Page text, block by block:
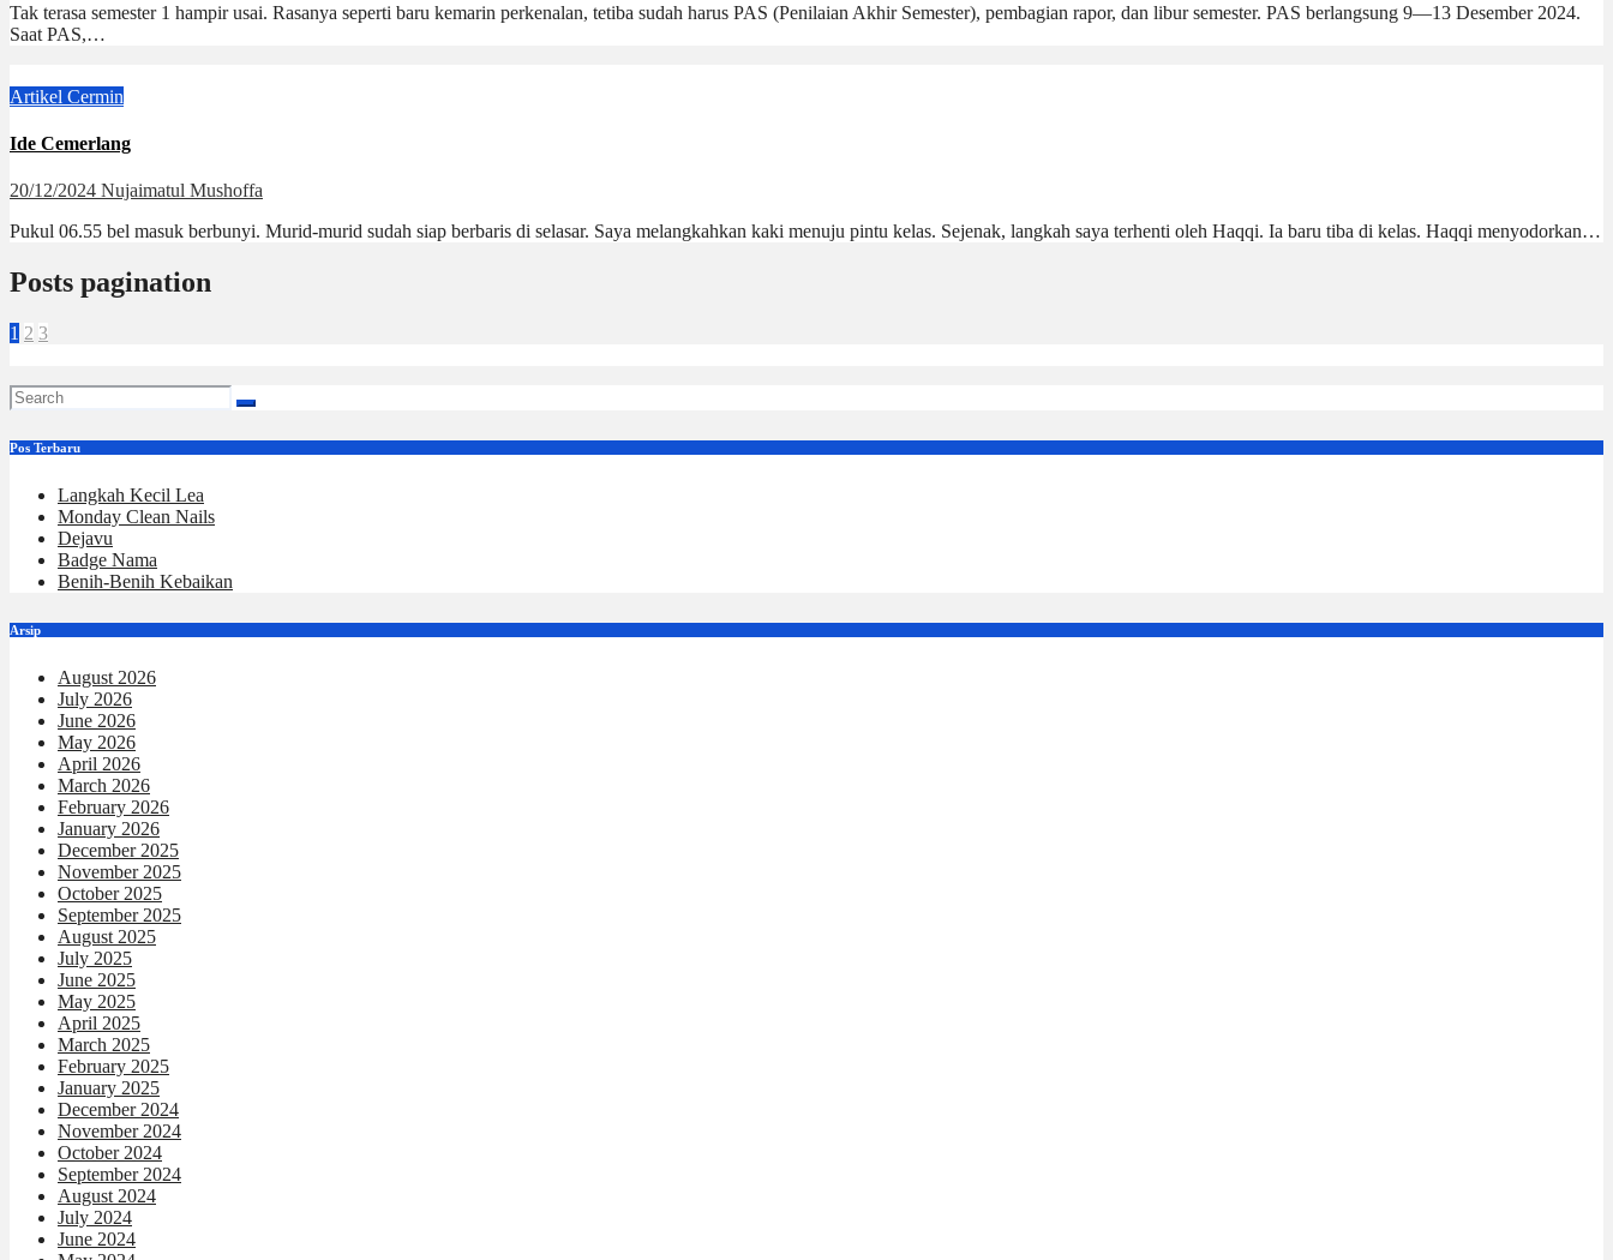
Tak terasa semester 1 hampir usai. Rasanya seperti baru kemarin perkenalan, tetiba sudah harus PAS (Penilaian Akhir Semester), pembagian rapor, dan libur semester. PAS berlangsung 9—13 Desember 2024.
Saat PAS,…
Artikel Cermin
Ide Cemerlang
20/12/2024 Nujaimatul Mushoffa
Pukul 06.55 bel masuk berbunyi. Murid-murid sudah siap berbaris di selasar. Saya melangkahkan kaki menuju pintu kelas. Sejenak, langkah saya terhenti oleh Haqqi. Ia baru tiba di kelas. Haqqi menyodorkan…
Posts pagination
1 2 3
Pos Terbaru
Langkah Kecil Lea
Monday Clean Nails
Dejavu
Badge Nama
Benih-Benih Kebaikan
Arsip
August 2026
July 2026
June 2026
May 2026
April 2026
March 2026
February 2026
January 2026
December 2025
November 2025
October 2025
September 2025
August 2025
July 2025
June 2025
May 2025
April 2025
March 2025
February 2025
January 2025
December 2024
November 2024
October 2024
September 2024
August 2024
July 2024
June 2024